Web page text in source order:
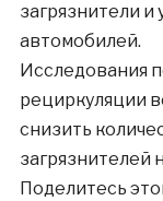
загрязнители и
автомобилей.
Исследования
рециркуляции
снизить
загрязнителей
Поделитесь